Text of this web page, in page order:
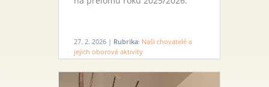
27. 2. 2026 | Rubrika: Naši chovatelé a
jejich oborové aktivity